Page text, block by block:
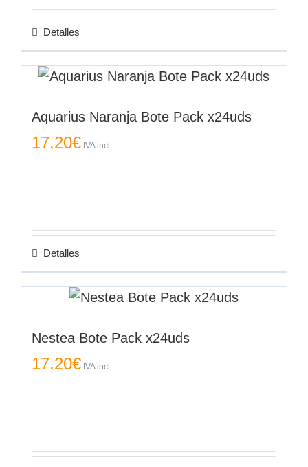
Detalles
Aquarius Naranja Bote Pack x24uds
17,20€ IVA incl.
Detalles
Nestea Bote Pack x24uds
17,20€ IVA incl.